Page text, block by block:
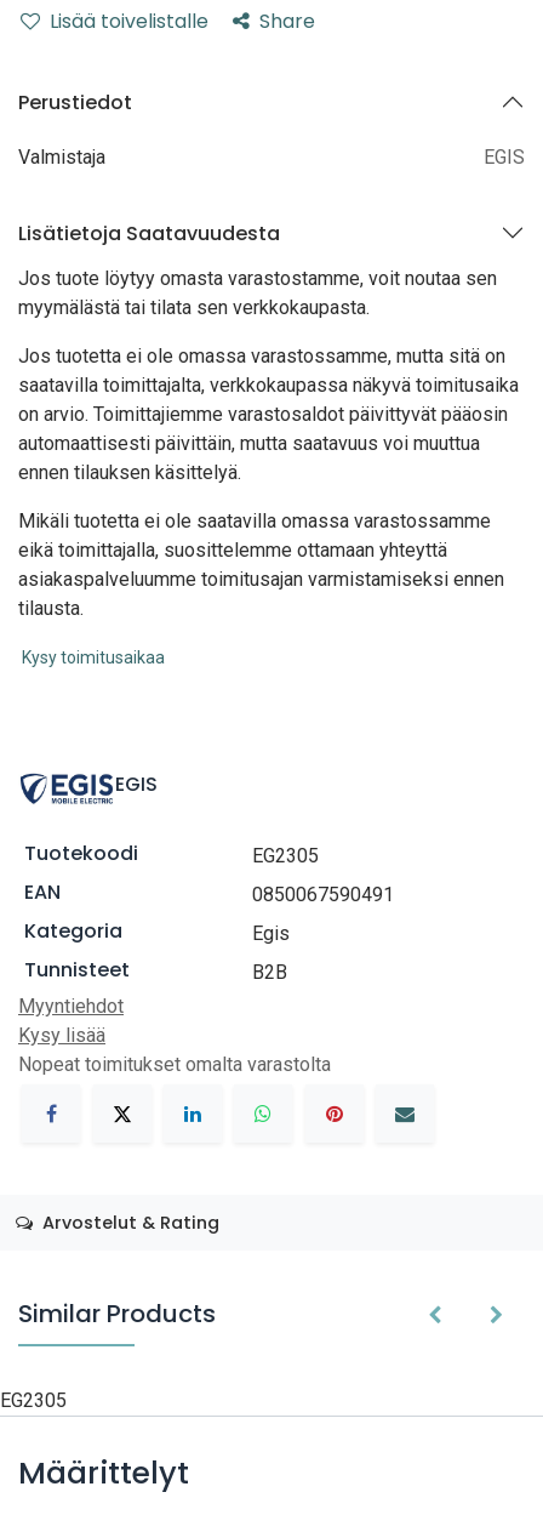
Lisää toivelistalle Share
Perustiedot
Valmistaja EGIS
Lisätietoja Saatavuudesta
Jos tuote löytyy omasta varastostamme, voit noutaa sen
myymälästä tai tilata sen verkkokaupasta.
Jos tuotetta ei ole omassa varastossamme, mutta sitä on
saatavilla toimittajalta, verkkokaupassa näkyvä toimitusaika
on arvio. Toimittajiemme varastosaldot päivittyvät pääosin
automaattisesti päivittäin, mutta saatavuus voi muuttua
ennen tilauksen käsittelyä.
Mikäli tuotetta ei ole saatavilla omassa varastossamme
eikä toimittajalla, suosittelemme ottamaan yhteyttä
asiakaspalveluumme toimitusajan varmistamiseksi ennen
tilausta.
Kysy toimitusaikaa
EGIS
Tuotekoodi EG2305
EAN 0850067590491
Kategoria Egis
Tunnisteet
B2B
Myyntiehdot
Kysy lisää
Nopeat toimitukset omalta varastolta
Arvostelut & Rating
Similar Products
EG2305
Määrittelyt